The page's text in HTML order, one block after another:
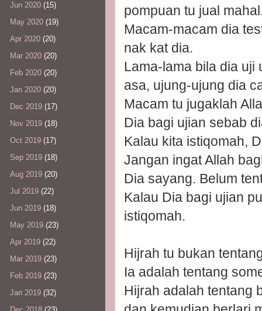
pompuan tu jual
Macam-macam dia
nak kat dia.
Lama-lama bila dia uji
asa, ujung-ujung dia
Macam tu jugaklah
Dia bagi ujian sebab
Kalau kita istiqomah,
Jangan ingat Allah
Dia sayang. Belum
Kalau Dia bagi ujian
istiqomah.
Hijrah tu bukan
Ia adalah tentang
Hijrah adalah tentang
Jun 2020 (15)
May 2020 (19)
Apr 2020 (20)
Mar 2020 (20)
Feb 2020 (20)
Jan 2020 (20)
Dec 2019 (17)
Nov 2019 (18)
Oct 2019 (17)
Sep 2019 (18)
Aug 2019 (20)
Jul 2019 (22)
Jun 2019 (18)
May 2019 (23)
Apr 2019 (22)
Mar 2019 (23)
Feb 2019 (23)
Jan 2019 (32)